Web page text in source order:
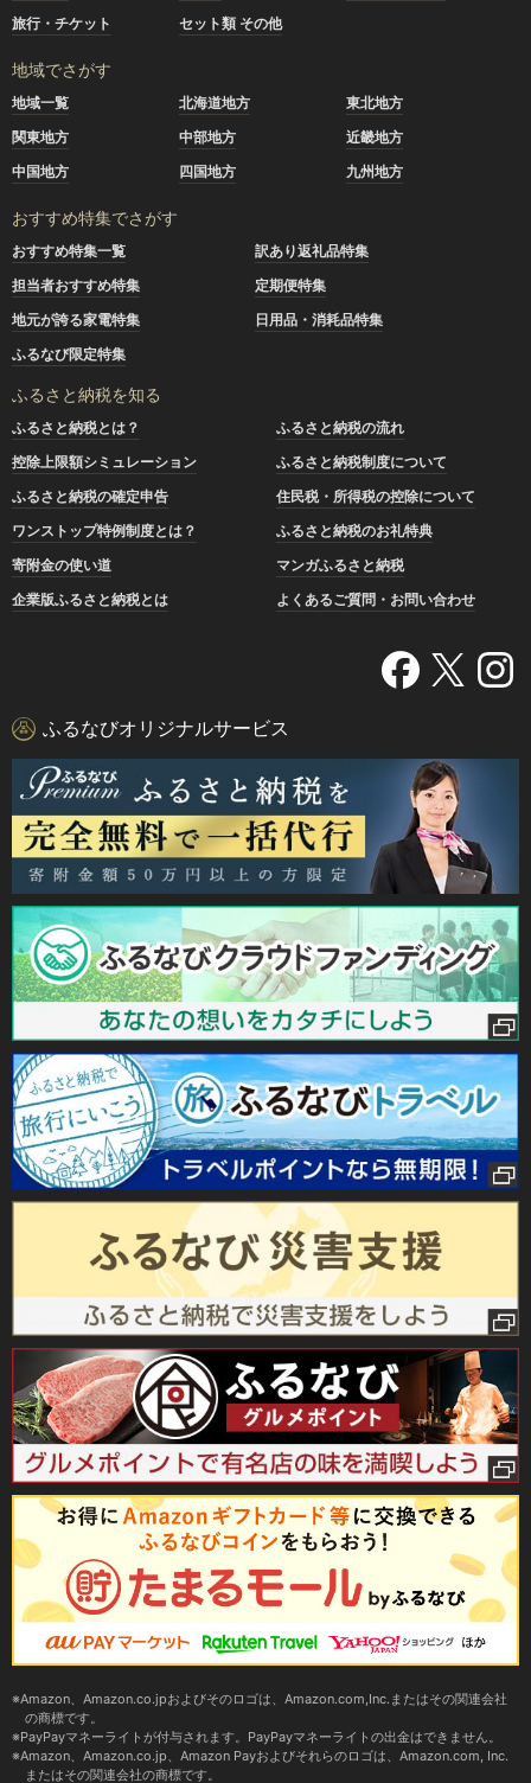
旅行・チケット
セット類 その他
地域でさがす
地域一覧 北海道地方
東北地方
関東地方
中部地方
近畿地方
中国地方
四国地方 九州地方
おすすめ特集でさがす
おすすめ特集一覧
訳あり返礼品特集
担当者おすすめ特集
定期便特集
地元が誇る家電特集
日用品・消耗品特集
ふるなび限定特集
ふるさと納税を知る
ふるさと納税とは？
ふるさと納税の流れ
控除上限額シミュレーション
ふるさと納税制度について
ふるさと納税の確定申告
住民税・所得税の控除について
ワンストップ特例制度とは？
ふるさと納税のお礼特典
寄附金の使い道
マンガふるさと納税
企業版ふるさと納税とは
よくあるご質問・お問い合わせ
ふるなびオリジナルサービス
Amazon、Amazon.co.jpおよびそのロゴは、Amazon.com,Inc.またはその関連会社
の商標です。
PayPayマネーライトが付与されます。PayPayマネーライトの出金はできません。
Amazon、Amazon.co.jp、Amazon Payおよびそれらのロゴは、Amazon.com, Inc.
またはその関連会社の商標です。